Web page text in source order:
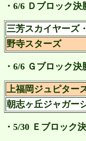
・6/6 Ｄブロック決
三芳スカイヤーズ
野寺スターズ
・6/6 Ｇブロック決
上福岡ジュピター
朝志ヶ丘ジャガー
・5/30 Ｅブロック